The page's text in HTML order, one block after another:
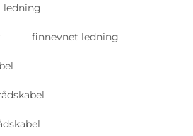
ledning
finnevnet ledning